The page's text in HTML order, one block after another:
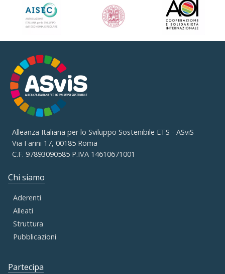
Alleanza Italiana per lo Sviluppo Sostenibile ETS - ASviS
Via Farini 17, 00185 Roma
C.F. 97893090585 P.IVA 14610671001
Chi siamo
Aderenti
Alleati
Struttura
Pubblicazioni
Partecipa